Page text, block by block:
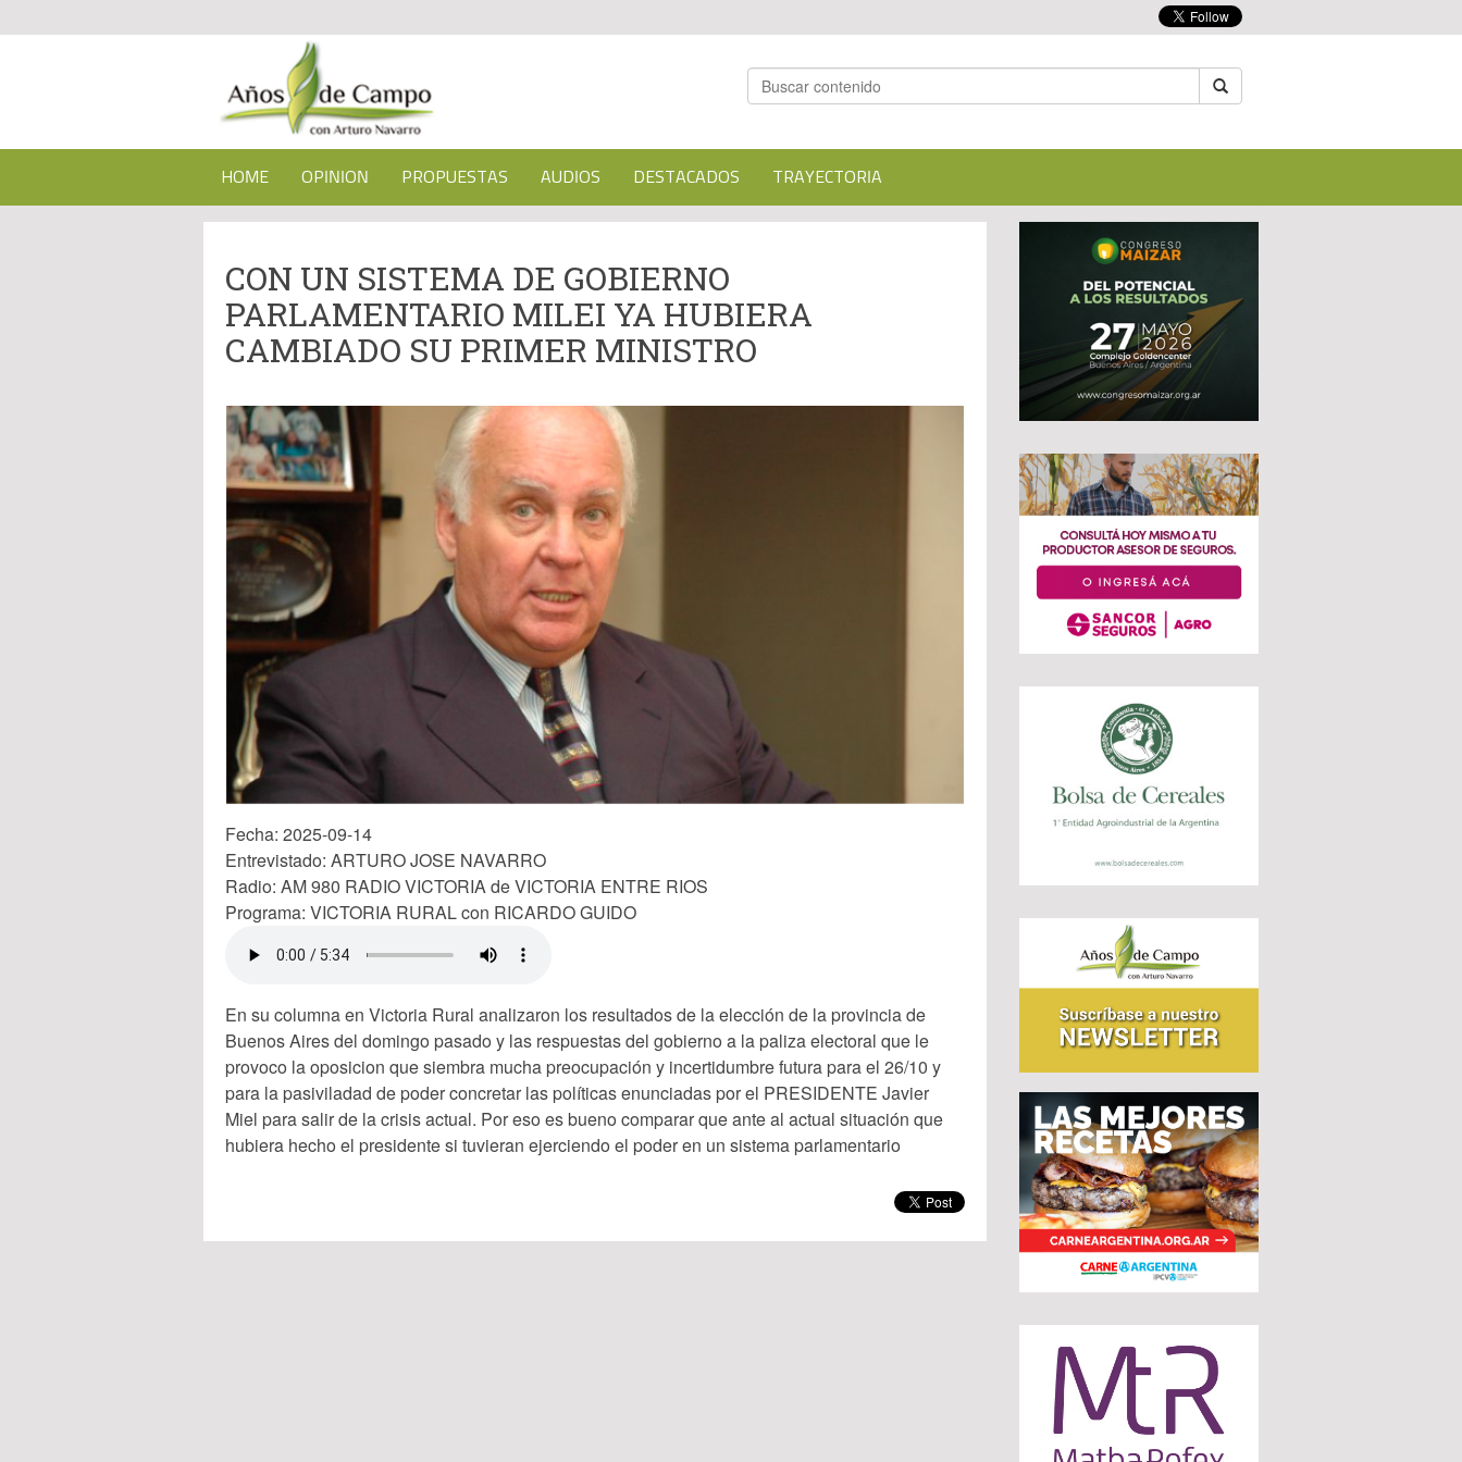
HOME OPINION PROPUESTAS AUDIOS DESTACADOS TRAYECTORIA
CON UN SISTEMA DE GOBIERNO
PARLAMENTARIO MILEI YA HUBIERA
CAMBIADO SU PRIMER MINISTRO
Fecha: 2025-09-14
Entrevistado: ARTURO JOSE NAVARRO
Radio: AM 980 RADIO VICTORIA de VICTORIA ENTRE RIOS
Programa: VICTORIA RURAL con RICARDO GUIDO
En su columna en Victoria Rural analizaron los resultados de la elección de la provincia de
Buenos Aires del domingo pasado y las respuestas del gobierno a la paliza electoral que le
provoco la oposicion que siembra mucha preocupación y incertidumbre futura para el 26/10 y
para la pasiviladad de poder concretar las políticas enunciadas por el PRESIDENTE Javier
Miel para salir de la crisis actual. Por eso es bueno comparar que ante al actual situación que
hubiera hecho el presidente si tuvieran ejerciendo el poder en un sistema parlamentario